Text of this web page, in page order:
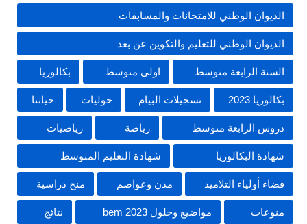
الديوان الوطني للامتحانات والمسابقات
الديوان الوطني للتعليم والتكوين عن بعد
السنة الرابعة متوسط اولى متوسط بكالوريا
بكالوريا 2023 تسجيلات البيام حوليات حياتنا
دروس الرابعة متوسط رياضة رياضيات
شهادة البكالوريا شهادة التعليم المتوسط
فضاء أولياء التلاميذ مدن وعواصم منح دراسية
منوعات مواضيع وحلول 2023 bem نتائج